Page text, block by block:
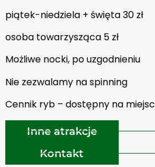
piątek-niedziela + święta 30 zł
osoba towarzysząca 5 zł
Możliwe nocki, po uzgodnieniu
Nie zezwalamy na spinning
Cennik ryb – dostępny na
Inne atrakcje
Kontakt